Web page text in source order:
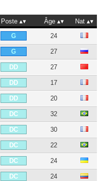
Poste Âge
Nat
G 24
G 27
DD 27
DD 17
DD 20
DC 32
DC 30
DC 22
DC 24
DC 24